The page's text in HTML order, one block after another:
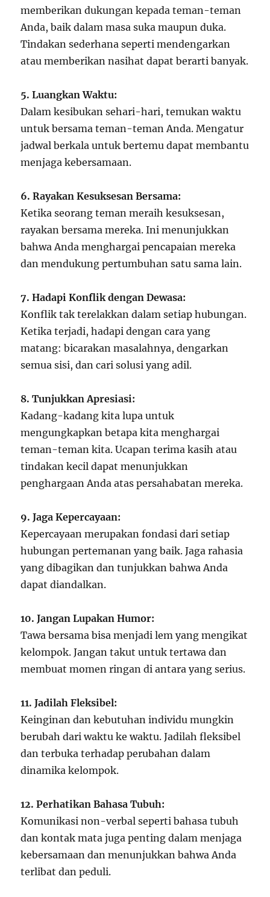
memberikan dukungan kepada teman-teman
Anda, baik dalam masa suka maupun duka.
Tindakan sederhana seperti mendengarkan
atau memberikan nasihat dapat berarti banyak.
5. Luangkan Waktu:
Dalam kesibukan sehari-hari, temukan waktu
untuk bersama teman-teman Anda. Mengatur
jadwal berkala untuk bertemu dapat membantu
menjaga kebersamaan.
6. Rayakan Kesuksesan Bersama:
Ketika seorang teman meraih kesuksesan,
rayakan bersama mereka. Ini menunjukkan
bahwa Anda menghargai pencapaian mereka
dan mendukung pertumbuhan satu sama lain.
7. Hadapi Konflik dengan Dewasa:
Konflik tak terelakkan dalam setiap hubungan.
Ketika terjadi, hadapi dengan cara yang
matang: bicarakan masalahnya, dengarkan
semua sisi, dan cari solusi yang adil.
8. Tunjukkan Apresiasi:
Kadang-kadang kita lupa untuk
mengungkapkan betapa kita menghargai
teman-teman kita. Ucapan terima kasih atau
tindakan kecil dapat menunjukkan
penghargaan Anda atas persahabatan mereka.
9. Jaga Kepercayaan:
Kepercayaan merupakan fondasi dari setiap
hubungan pertemanan yang baik. Jaga rahasia
yang dibagikan dan tunjukkan bahwa Anda
dapat diandalkan.
10. Jangan Lupakan Humor:
Tawa bersama bisa menjadi lem yang mengikat
kelompok. Jangan takut untuk tertawa dan
membuat momen ringan di antara yang serius.
11. Jadilah Fleksibel:
Keinginan dan kebutuhan individu mungkin
berubah dari waktu ke waktu. Jadilah fleksibel
dan terbuka terhadap perubahan dalam
dinamika kelompok.
12. Perhatikan Bahasa Tubuh:
Komunikasi non-verbal seperti bahasa tubuh
dan kontak mata juga penting dalam menjaga
kebersamaan dan menunjukkan bahwa Anda
terlibat dan peduli.